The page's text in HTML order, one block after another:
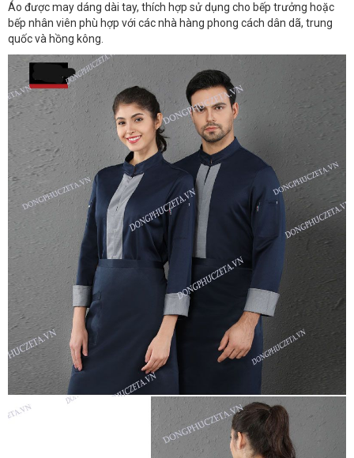
Áo được may dáng dài tay, thích hợp sử dụng cho bếp trưởng hoặc
bếp nhân viên phù hợp với các nhà hàng phong cách dân dã, trung
quốc và hồng kông.